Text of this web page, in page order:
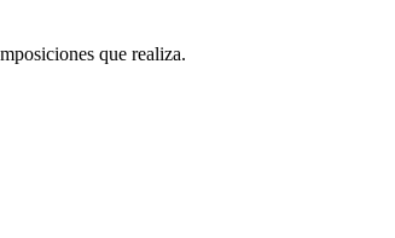
que realiza.